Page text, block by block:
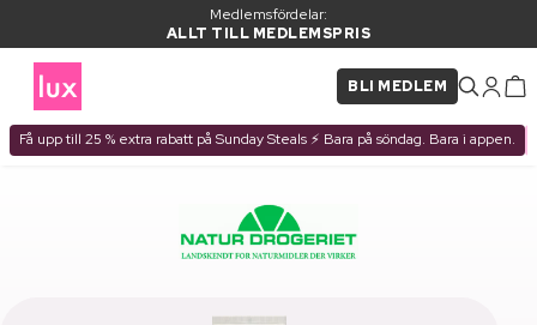
Medlemsfördelar:
ALLT TILL MEDLEMSPRIS
BLI MEDLEM
Få upp till 25 % extra rabatt på Sunday Steals ⚡ Bara på söndag. Bara i appen.